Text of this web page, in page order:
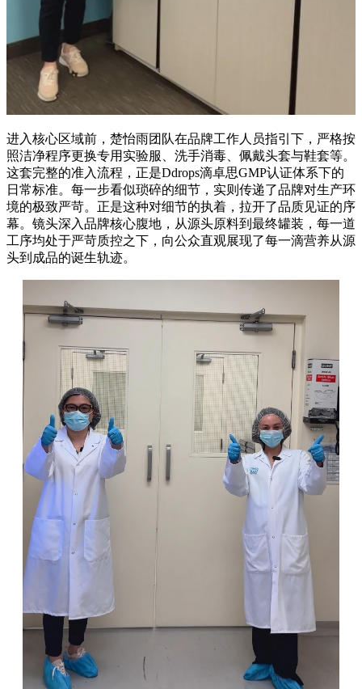
进入核心区域前，楚怡雨团队在品牌工作人员指引下，严格按
照洁净程序更换专用实验服、洗手消毒、佩戴头套与鞋套等。
这套完整的准入流程，正是Ddrops滴卓思GMP认证体系下的
日常标准。每一步看似琐碎的细节，实则传递了品牌对生产环
境的极致严苛。正是这种对细节的执着，拉开了品质见证的序
幕。镜头深入品牌核心腹地，从源头原料到最终罐装，每一道
工序均处于严苛质控之下，向公众直观展现了每一滴营养从源
头到成品的诞生轨迹。